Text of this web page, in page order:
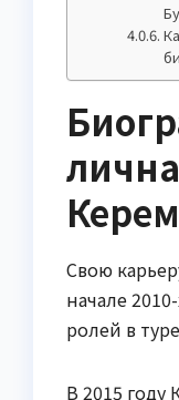
Свою
начале
ролей в
В 2015 году